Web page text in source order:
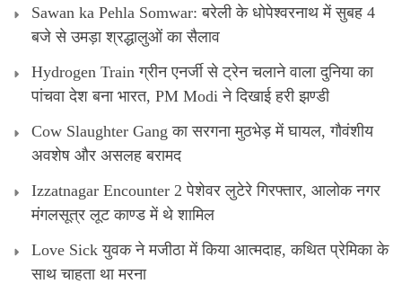
Sawan ka Pehla Somwar: बरेली के धोपेश्वरनाथ में सुबह 4
बजे से उमड़ा श्रद्धालुओं का सैलाव
Hydrogen Train ग्रीन एनर्जी से ट्रेन चलाने वाला दुनिया का
पांचवा देश बना भारत, PM Modi ने दिखाई हरी झण्डी
Cow Slaughter Gang का सरगना मुठभेड़ में घायल, गौवंशीय
अवशेष और असलह बरामद
Izzatnagar Encounter 2 पेशेवर लुटेरे गिरफ्तार, आलोक नगर
मंगलसूत्र लूट काण्‍ड में थे शामिल
Love Sick युवक ने मजीठा में किया आत्मदाह, कथित प्रेमिका के
साथ चाहता था मरना